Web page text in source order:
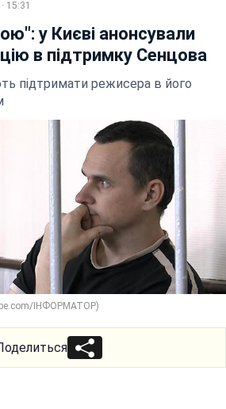
15:31
у Києві анонсували
в підтримку Сенцова
підтримати режисера в його
ІНФОРМАТОР)